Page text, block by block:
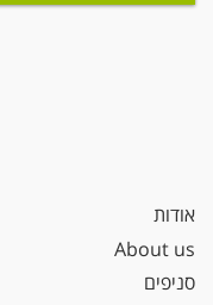
אודות
About us
סניפים